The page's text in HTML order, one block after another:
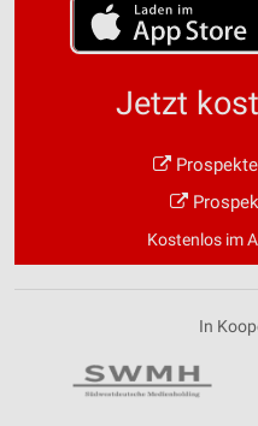
Jetzt
Kostenlos im
In